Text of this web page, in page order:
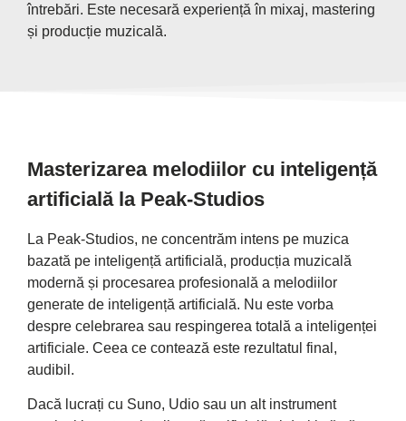
întrebări. Este necesară experiență în mixaj, mastering
și producție muzicală.
Masterizarea melodiilor cu inteligență
artificială la Peak-Studios
La Peak-Studios, ne concentrăm intens pe muzica
bazată pe inteligență artificială, producția muzicală
modernă și procesarea profesională a melodiilor
generate de inteligență artificială. Nu este vorba
despre celebrarea sau respingerea totală a inteligenței
artificiale. Ceea ce contează este rezultatul final,
audibil.
Dacă lucrați cu Suno, Udio sau un alt instrument